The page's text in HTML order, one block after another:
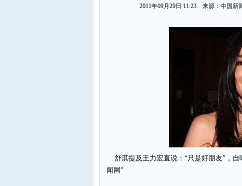
2011年09月29日 11:23 来源：中国新
舒淇提及王力宏直说：“只是好朋友”，
闻网”